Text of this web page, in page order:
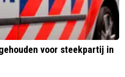
voor steekpartij in